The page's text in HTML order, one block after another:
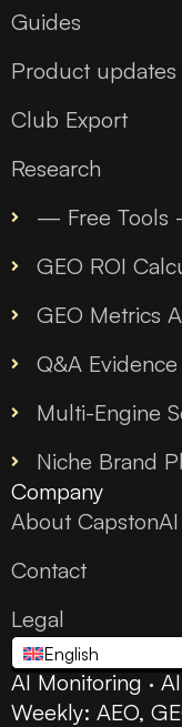
Guides
Product updates
Club Export
Research
— Free
GEO ROI
GEO Metrics
Q&A
Multi-Engine
Niche Brand
Company
About CapstonAI
Contact
Legal
English
AI Monitoring ·
Weekly: AEO,